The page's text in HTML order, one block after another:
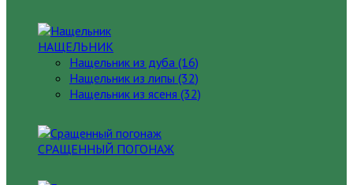
НАЩЕЛЬНИК
Нащельник из дуба (16)
Нащельник из липы (32)
Нащельник из ясеня (32)
СРАЩЕННЫЙ ПОГОНАЖ